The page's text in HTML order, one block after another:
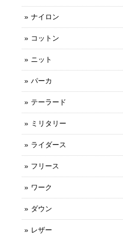
ナイロン
コットン
ニット
パーカ
テーラード
ミリタリー
ライダース
フリース
ワーク
ダウン
レザー